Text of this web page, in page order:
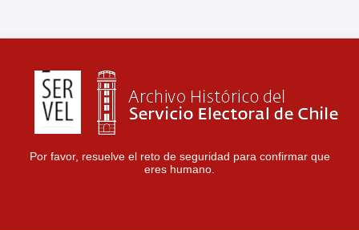
Por favor, resuelve el reto de seguridad para confirmar que
eres humano.